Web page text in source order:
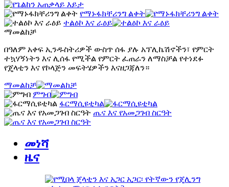
የማኑፋክቸሪንግ ልቀት
ተልዕኮ እና ራዕይ
ማመልከቻ
በዓለም አቀፍ ኢንዱስትሪዎች ውስጥ ሰፋ ያሉ አፕሊኬሽኖችን፣ የምርት
ተኳሃኝነትን እና ሊሰፋ የሚችል የምርት ፈጠራን ለማስቻል የተነደፉ
የጄላቲን እና የኮላጅን መፍትሄዎችን እናዘጋጃለን።
ማመልከቻ
ምግብ
ፋርማሲዩቲካል
ጤና እና የአመጋገብ ስርዓት
መነሻ
ዜና